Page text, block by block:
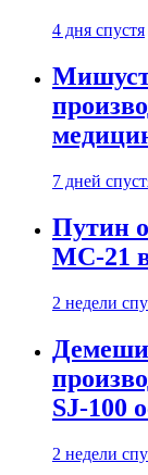
4 дня спустя
7 дней
Путин
МС-21
2 недели
SJ-100
2 недели